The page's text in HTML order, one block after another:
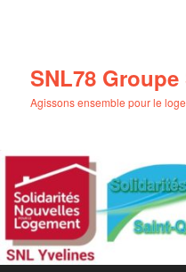
SNL78
Agissons ensemble pour le